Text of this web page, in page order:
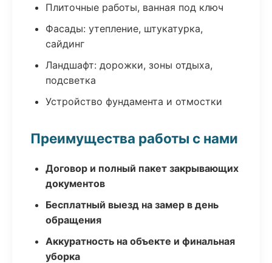
Плиточные работы, ванная под ключ
Фасады: утепление, штукатурка,
сайдинг
Ландшафт: дорожки, зоны отдыха,
подсветка
Устройство фундамента и отмостки
Преимущества работы с нами
Договор и полный пакет закрывающих
документов
Бесплатный выезд на замер в день
обращения
Аккуратность на объекте и финальная
уборка